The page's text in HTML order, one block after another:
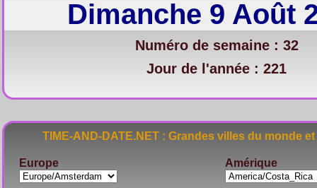
Dimanche 9 Août
Numéro de semaine : 32
Jour de l'année : 221
TIME-AND-DATE.NET : Grandes villes du
Europe Amérique